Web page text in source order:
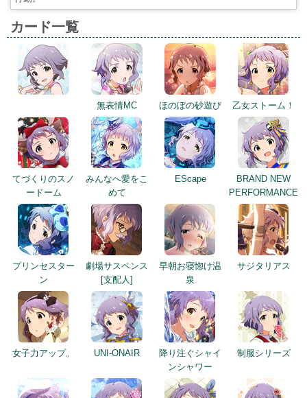
カード一覧
無表情MC ほのぼの砂遊び 乙女ストーム！
てづくりのスノ
ードーム
みんなへ愛をこ
めて
EScape
BRAND NEW
PERFORMANCE
プリンセスター
ン
劇場サスペンス
[支配人]
早朝お寝惚け温
泉
サジタリアス
女子力アップ。 UNI-ONAIR
降り注ぐシャイ
ンシャワー
制服シリーズ